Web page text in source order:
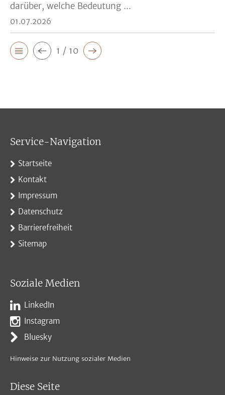
darüber, welche Bedeutung ...
01.07.2026
1 / 10
Service-Navigation
Startseite
Kontakt
Impressum
Datenschutz
Barrierefreiheit
Sitemap
Soziale Medien
LinkedIn
Instagram
Bluesky
Hinweise zur Nutzung sozialer Medien
Diese Seite